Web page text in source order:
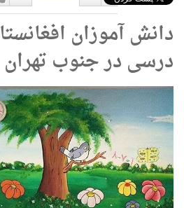
دوست
نداشتن
دانش آموزان
درسی در جنوب تهران